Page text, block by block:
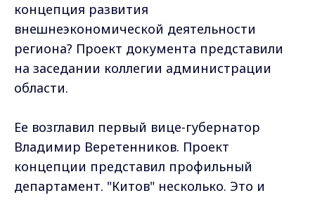
концепция развития
внешнеэкономической деятельности
региона? Проект документа представили
на заседании коллегии администрации
области.
Ее возглавил первый вице-губернатор
Владимир Веретенников. Проект
концепции представил профильный
департамент. "Китов" несколько. Это и